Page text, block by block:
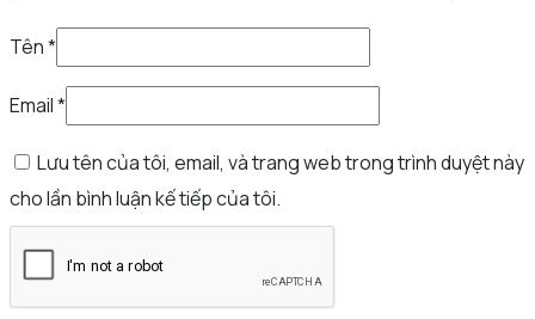
Tên*
Email*
Lưu tên của tôi, email, và trang web trong trình duyệt này
cho lần bình luận kế tiếp của tôi.